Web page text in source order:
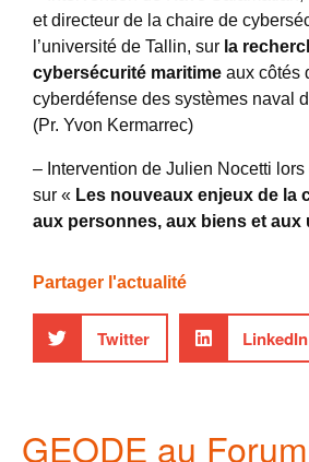
et directeur de la chaire de
l’université de Tallin, sur la
cybersécurité maritime aux côtés
cyberdéfense des systèmes naval
(Pr. Yvon Kermarrec)
– Intervention de Julien Nocetti lors
sur « Les nouveaux enjeux de la
aux personnes, aux biens et aux
Partager l'actualité
Twitter LinkedIn
GEODE au Forum